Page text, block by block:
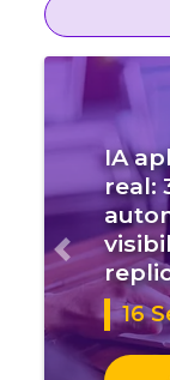
IA
real:
16
Anterior